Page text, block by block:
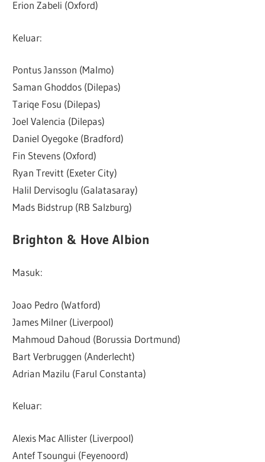
Erion Zabeli (Oxford)
Keluar:
Pontus Jansson (Malmo)
Saman Ghoddos (Dilepas)
Tariqe Fosu (Dilepas)
Joel Valencia (Dilepas)
Daniel Oyegoke (Bradford)
Fin Stevens (Oxford)
Ryan Trevitt (Exeter City)
Halil Dervisoglu (Galatasaray)
Mads Bidstrup (RB Salzburg)
Brighton & Hove Albion
Masuk:
Joao Pedro (Watford)
James Milner (Liverpool)
Mahmoud Dahoud (Borussia Dortmund)
Bart Verbruggen (Anderlecht)
Adrian Mazilu (Farul Constanta)
Keluar:
Alexis Mac Allister (Liverpool)
Antef Tsoungui (Feyenoord)